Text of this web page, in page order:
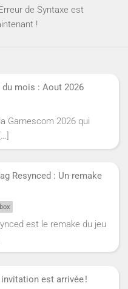
de Syntaxe est
!
mois : Aout 2026
Gamescom 2026 qui
[…]
Resynced : Un remake
est le remake du jeu
est arrivée !